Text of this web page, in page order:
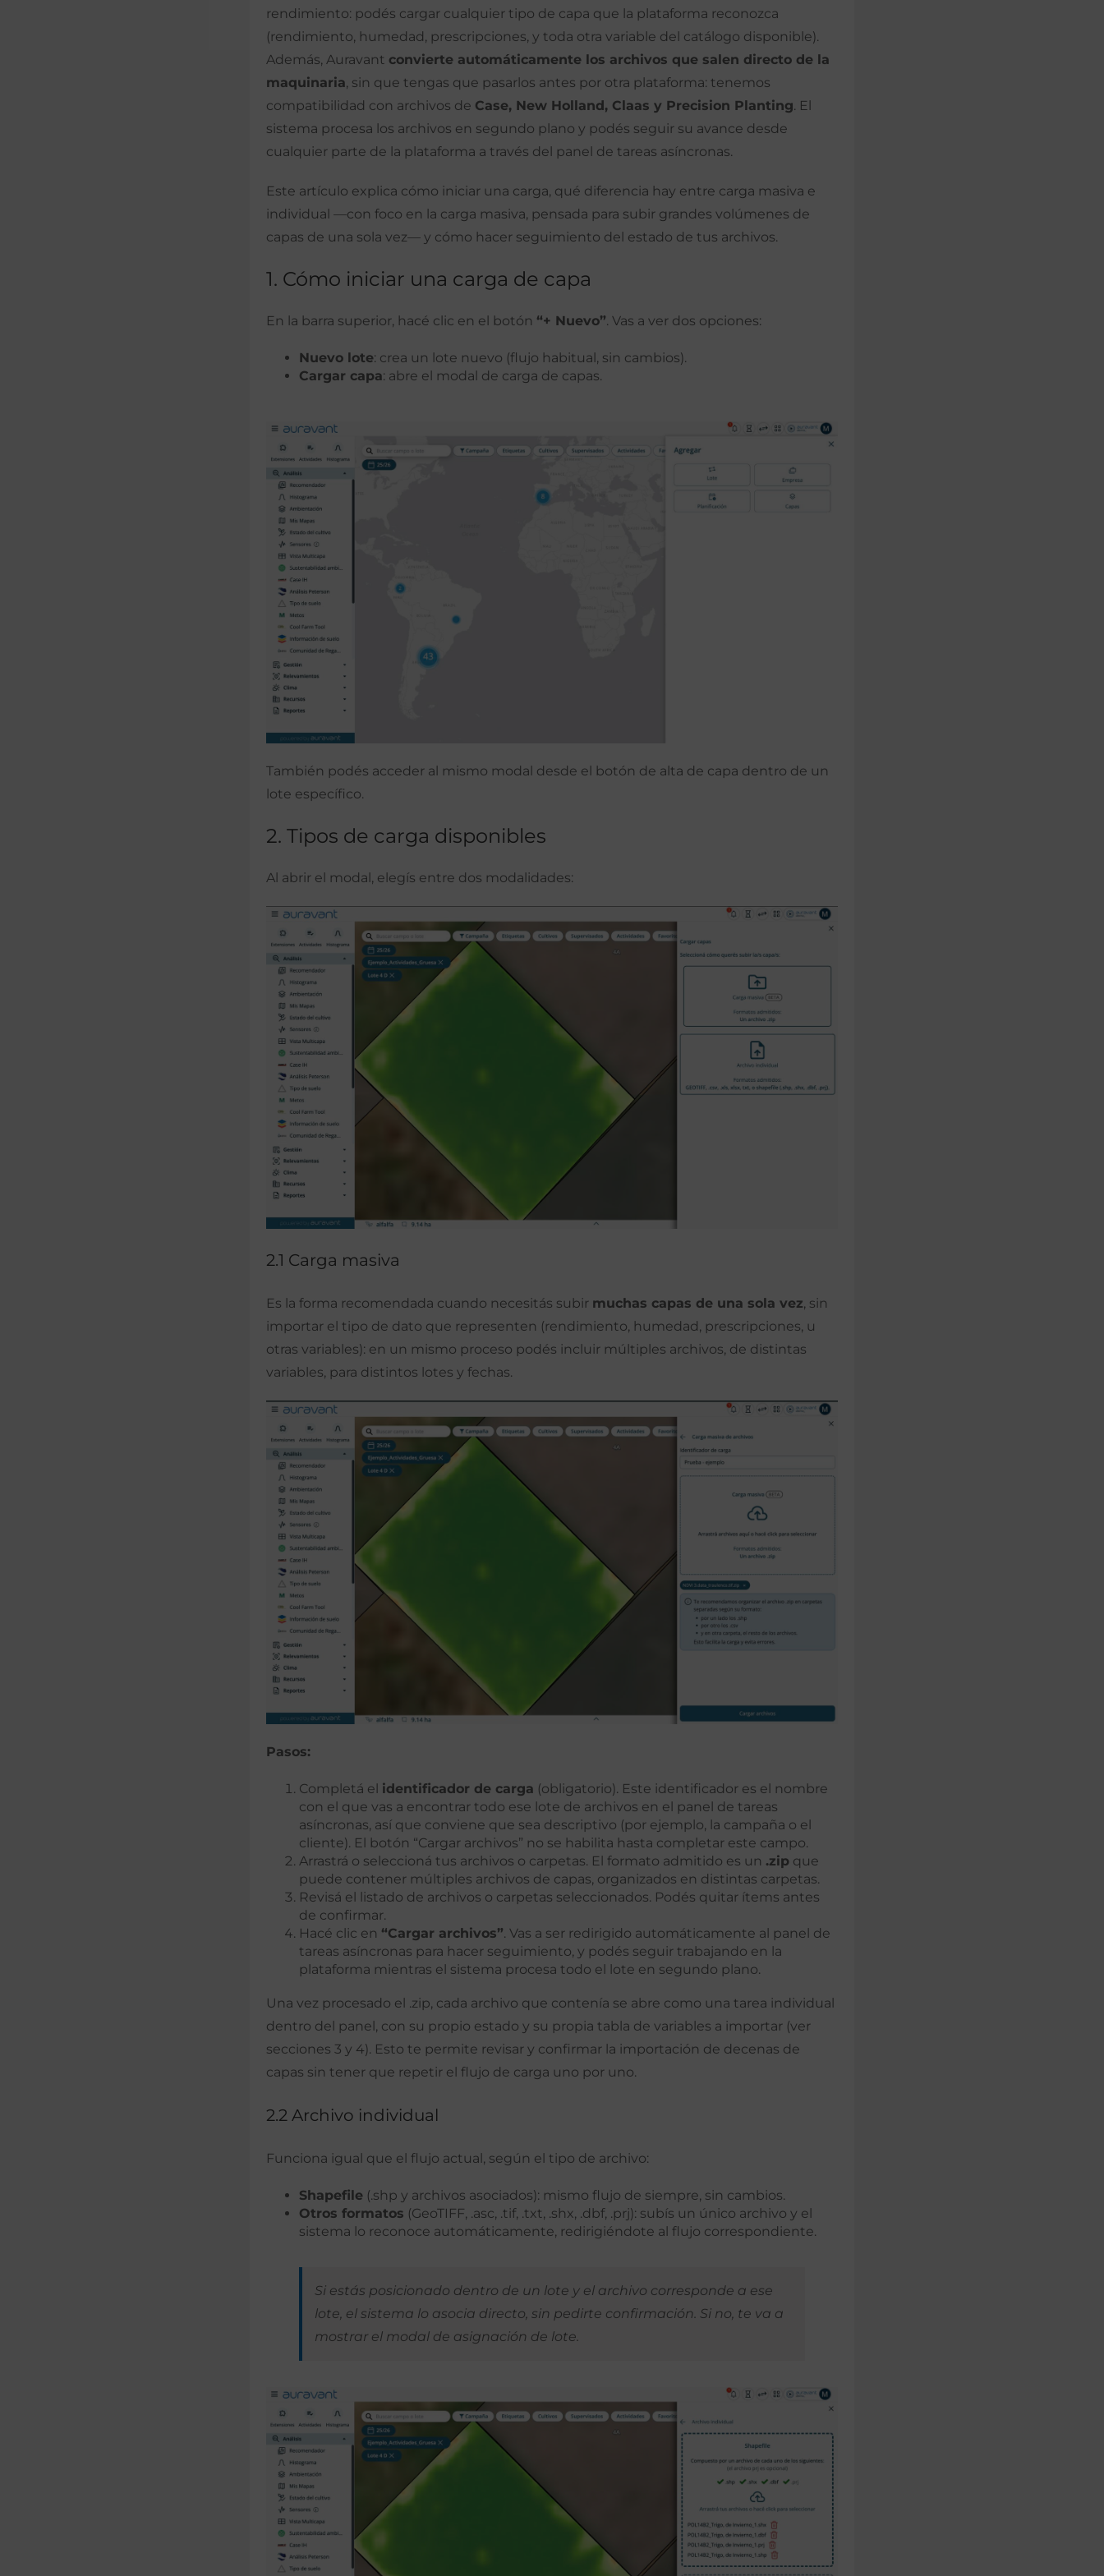
rendimiento: podés cargar cualquier tipo de capa que la plataforma reconozca
(rendimiento, humedad, prescripciones, y toda otra variable del catálogo disponible).
Además, Auravant convierte automáticamente los archivos que salen directo de la
maquinaria, sin que tengas que pasarlos antes por otra plataforma: tenemos
compatibilidad con archivos de Case, New Holland, Claas y Precision Planting. El
sistema procesa los archivos en segundo plano y podés seguir su avance desde
cualquier parte de la plataforma a través del panel de tareas asíncronas.
Este artículo explica cómo iniciar una carga, qué diferencia hay entre carga masiva e
individual —con foco en la carga masiva, pensada para subir grandes volúmenes de
capas de una sola vez— y cómo hacer seguimiento del estado de tus archivos.
1. Cómo iniciar una carga de capa
En la barra superior, hacé clic en el botón “+ Nuevo”. Vas a ver dos opciones:
Nuevo lote: crea un lote nuevo (flujo habitual, sin cambios).
Cargar capa: abre el modal de carga de capas.
También podés acceder al mismo modal desde el botón de alta de capa dentro de un
lote específico.
2. Tipos de carga disponibles
Al abrir el modal, elegís entre dos modalidades:
2.1 Carga masiva
Es la forma recomendada cuando necesitás subir muchas capas de una sola vez, sin
importar el tipo de dato que representen (rendimiento, humedad, prescripciones, u
otras variables): en un mismo proceso podés incluir múltiples archivos, de distintas
variables, para distintos lotes y fechas.
Pasos:
Completá el identificador de carga (obligatorio). Este identificador es el nombre
con el que vas a encontrar todo ese lote de archivos en el panel de tareas
asíncronas, así que conviene que sea descriptivo (por ejemplo, la campaña o el
cliente). El botón “Cargar archivos” no se habilita hasta completar este campo.
Arrastrá o seleccioná tus archivos o carpetas. El formato admitido es un .zipque
puede contener múltiples archivos de capas, organizados en distintas carpetas.
Revisá el listado de archivos o carpetas seleccionados. Podés quitar ítems antes
de confirmar.
Hacé clic en “Cargar archivos”. Vas a ser redirigido automáticamente al panel de
tareas asíncronas para hacer seguimiento, y podés seguir trabajando en la
plataforma mientras el sistema procesa todo el lote en segundo plano.
Una vez procesado el .zip, cada archivo que contenía se abre como una tarea individual
dentro del panel, con su propio estado y su propia tabla de variables a importar (ver
secciones 3 y 4). Esto te permite revisar y confirmar la importación de decenas de
capas sin tener que repetir el flujo de carga uno por uno.
2.2 Archivo individual
Funciona igual que el flujo actual, según el tipo de archivo:
Shapefile(.shp y archivos asociados): mismo flujo de siempre, sin cambios.
Otros formatos (GeoTIFF, .asc, .tif, .txt, .shx, .dbf, .prj): subís un único archivo y el
sistema lo reconoce automáticamente, redirigiéndote al flujo correspondiente.
Si estás posicionado dentro de un lote y el archivo corresponde a ese
lote, el sistema lo asocia directo, sin pedirte confirmación. Si no, te va a
mostrar el modal de asignación de lote.